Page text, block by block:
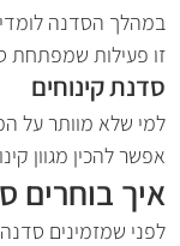
במהלך הסדנה לומדים
זו פעילות שמפתחת
סדנת קינוחים
למי שלא מוותר על
אפשר להכין מגוון
איך בוחרים
לפני שמזמינים